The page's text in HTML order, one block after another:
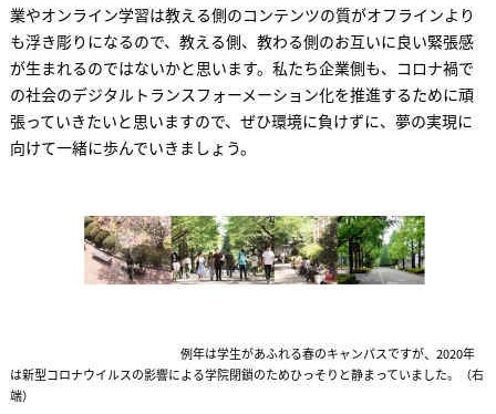
業やオンライン学習は教える側のコンテンツの質がオフラインより
も浮き彫りになるので、教える側、教わる側のお互いに良い緊張感
が生まれるのではないかと思います。私たち企業側も、コロナ禍で
の社会のデジタルトランスフォーメーション化を推進するために頑
張っていきたいと思いますので、ぜひ環境に負けずに、夢の実現に
向けて一緒に歩んでいきましょう。
例年は学生があふれる春のキャンパスですが、2020年
は新型コロナウイルスの影響による学院閉鎖のためひっそりと静まっていました。（右
端）